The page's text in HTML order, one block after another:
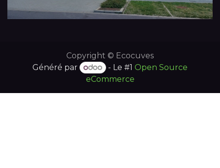
Copyright © Ecocuves
Généré par
- Le #1Open Source
eCommerce